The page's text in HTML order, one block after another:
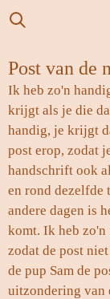
Ga
de
hoofdinhoud
Post van de
Ik heb zo'n
krijgt als je die
handig, je krijgt
post erop, zodat
handschrift ook
en rond dezelfde
andere dagen is
komt. Ik heb
zodat de post
de pup Sam de
uitzondering van